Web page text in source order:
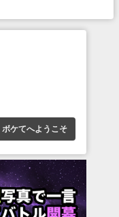
ボケてへようこそ